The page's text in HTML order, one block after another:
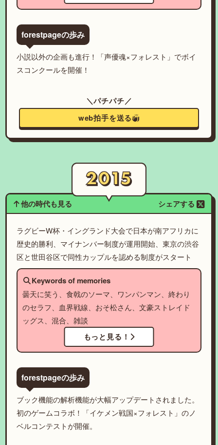
forestpageの歩み
小説以外の企画も進行！「声優魂×フォレスト」でボイ
スコンクールを開催！
＼パチパチ／
web拍手を送る
他の時代も見る シェアする
ラグビーW杯・イングランド大会で日本が南アフリカに
歴史的勝利、マイナンバー制度が運用開始、東京の渋谷
区と世田谷区で同性カップルを認める制度がスタート
Keywords of memories
曇天に笑う、食戟のソーマ、ワンパンマン、終わり
のセラフ、血界戦線、おそ松さん、文豪ストレイド
ッグス、混合、雑談
もっと見る！
forestpageの歩み
ブック機能の解析機能が大幅アップデートされました。
初のゲームコラボ！「イケメン戦国×フォレスト」のノ
ベルコンテストが開催。